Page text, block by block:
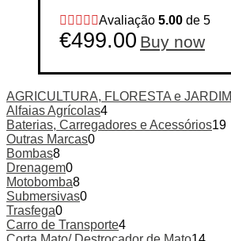
Avaliação 5.00 de 5
€499.00 Buy now
AGRICULTURA, FLORESTA e JARDIM
Alfaias Agrícolas4
Baterias, Carregadores e Acessórios19
Outras Marcas0
Bombas8
Drenagem0
Motobomba8
Submersivas0
Trasfega0
Carro de Transporte4